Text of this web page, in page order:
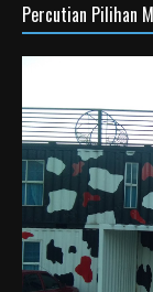
Percutian Pilihan